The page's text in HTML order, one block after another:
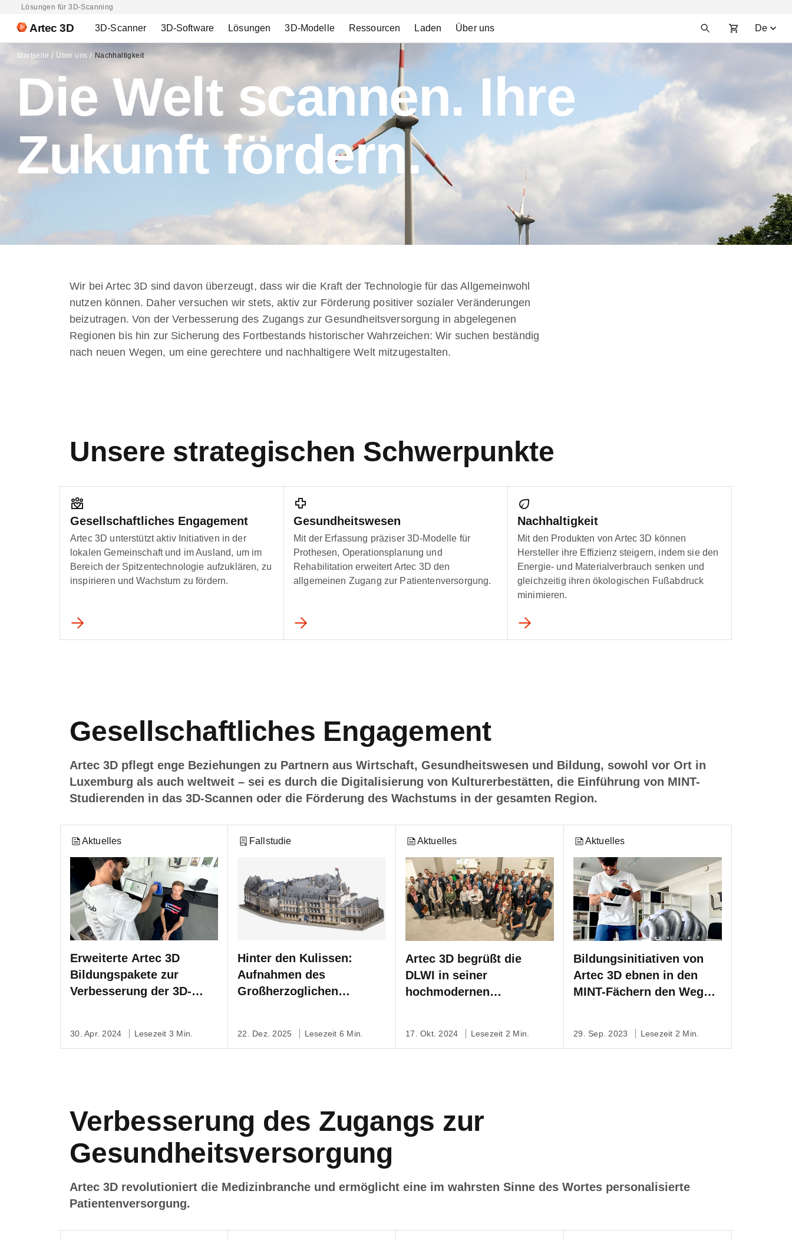
Lösungen für 3D-Scanning
Artec 3D 3D-Scanner 3D-Software Lösungen 3D-Modelle Ressourcen Laden Über uns De
Startseite Über uns Nachhaltigkeit
Die Welt scannen. Ihre
Zukunft fördern.
Wir bei Artec 3D sind davon überzeugt, dass wir die Kraft der Technologie für das Allgemeinwohl
nutzen können. Daher versuchen wir stets, aktiv zur Förderung positiver sozialer Veränderungen
beizutragen. Von der Verbesserung des Zugangs zur Gesundheitsversorgung in abgelegenen
Regionen bis hin zur Sicherung des Fortbestands historischer Wahrzeichen: Wir suchen beständig
nach neuen Wegen, um eine gerechtere und nachhaltigere Welt mitzugestalten.
Unsere strategischen Schwerpunkte
Gesellschaftliches Engagement
Artec 3D unterstützt aktiv Initiativen in der
lokalen Gemeinschaft und im Ausland, um im
Bereich der Spitzentechnologie aufzuklären, zu
inspirieren und Wachstum zu fördern.
Gesundheitswesen
Mit der Erfassung präziser 3D-Modelle für
Prothesen, Operationsplanung und
Rehabilitation erweitert Artec 3D den
allgemeinen Zugang zur Patientenversorgung.
Nachhaltigkeit
Mit den Produkten von Artec 3D können
Hersteller ihre Effizienz steigern, indem sie den
Energie- und Materialverbrauch senken und
gleichzeitig ihren ökologischen Fußabdruck
minimieren.
Gesellschaftliches Engagement
Artec 3D pflegt enge Beziehungen zu Partnern aus Wirtschaft, Gesundheitswesen und Bildung, sowohl vor Ort in
Luxemburg als auch weltweit – sei es durch die Digitalisierung von Kulturerbestätten, die Einführung von MINT-
Studierenden in das 3D-Scannen oder die Förderung des Wachstums in der gesamten Region.
Aktuelles
Erweiterte Artec 3D
Bildungspakete zur
Verbesserung der 3D-
30. Apr. 2024 Lesezeit 3 Min.
Fallstudie
Hinter den Kulissen:
Aufnahmen des
Großherzoglichen
22. Dez. 2025 Lesezeit 6 Min.
Aktuelles
Artec 3D begrüßt die
DLWI in seiner
hochmodernen
17. Okt. 2024 Lesezeit 2 Min.
Aktuelles
Bildungsinitiativen von
Artec 3D ebnen in den
MINT-Fächern den Weg
29. Sep. 2023 Lesezeit 2 Min.
Verbesserung des Zugangs zur
Gesundheitsversorgung
Artec 3D revolutioniert die Medizinbranche und ermöglicht eine im wahrsten Sinne des Wortes personalisierte
Patientenversorgung.